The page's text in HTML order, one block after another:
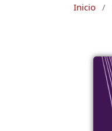
Inicio /